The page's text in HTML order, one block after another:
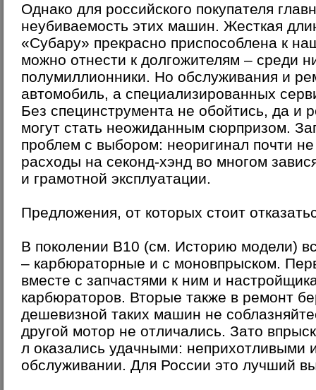
Однако для российского покупателя
неубиваемость этих машин. Жесткая
«Субару» прекрасно приспособлена к
можно отнести к долгожителям – среди
полумиллионники. Но обслуживания и
автомобиль, а специализированных
Без специнструмента не обойтись, да и
могут стать неожиданным сюрпризом.
проблем с выбором: неоригинал почти
расходы на секонд-хэнд во многом
и грамотной эксплуатации.
Предложения, от которых стоит
В поколении В10 (см. Историю модели)
– карбюраторные и с моновпрыском.
вместе с запчастями к ним и
карбюраторов. Вторые также в ремонт
дешевизной таких машин не
другой мотор не отличались. Зато
л оказались удачными: неприхотливыми
обслуживании. Для России это лучший